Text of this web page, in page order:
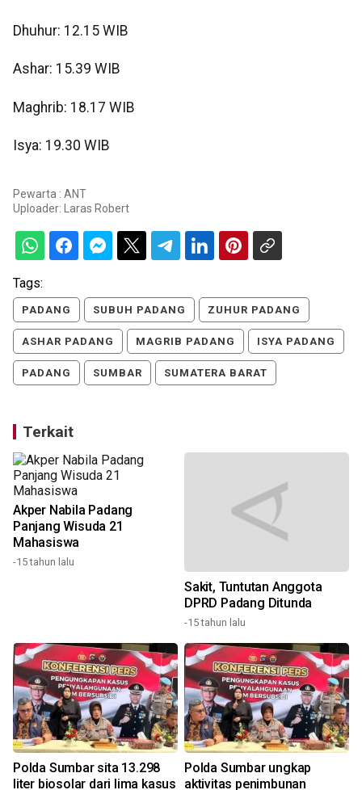
Dhuhur: 12.15 WIB
Ashar: 15.39 WIB
Maghrib: 18.17 WIB
Isya: 19.30 WIB
Pewarta : ANT
Uploader: Laras Robert
Tags:
PADANG SUBUH PADANG ZUHUR PADANG
ASHAR PADANG MAGRIB PADANG ISYA PADANG
PADANG SUMBAR SUMATERA BARAT
Terkait
Akper Nabila Padang
Panjang Wisuda 21
Mahasiswa
-15 tahun lalu
Sakit, Tuntutan Anggota
DPRD Padang Ditunda
-15 tahun lalu
Polda Sumbar sita 13.298
liter biosolar dari lima kasus
Polda Sumbar ungkap
aktivitas penimbunan